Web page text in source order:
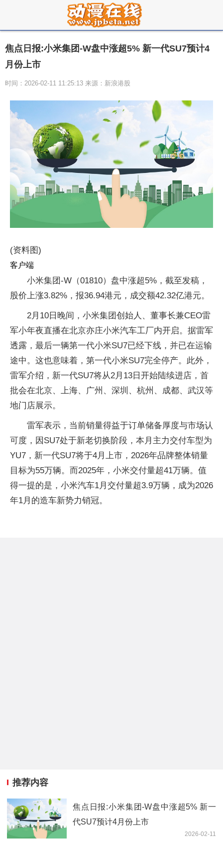
焦点日报:小米集团-W盘中涨超5% 新一代SU7预计4
月份上市
时间：2026-02-11 11:25:13 来源：新浪港股
(资料图)
客户端
小米集团-W（01810）盘中涨超5%，截至发稿，
股价上涨3.82%，报36.94港元，成交额42.32亿港元。
2月10日晚间，小米集团创始人、董事长兼CEO雷
军小年夜直播在北京亦庄小米汽车工厂内开启。据雷军
透露，最后一辆第一代小米SU7已经下线，并已在运输
途中。这也意味着，第一代小米SU7完全停产。此外，
雷军介绍，新一代SU7将从2月13日开始陆续进店，首
批会在北京、上海、广州、深圳、杭州、成都、武汉等
地门店展示。
雷军表示，当前销量得益于订单储备厚度与市场认
可度，因SU7处于新老切换阶段，本月主力交付车型为
YU7，新一代SU7将于4月上市，2026年品牌整体销量
目标为55万辆。而2025年，小米交付量超41万辆。值
得一提的是，小米汽车1月交付量超3.9万辆，成为2026
年1月的造车新势力销冠。
推荐内容
焦点日报:小米集团-W盘中涨超5% 新一
代SU7预计4月份上市
2026-02-11